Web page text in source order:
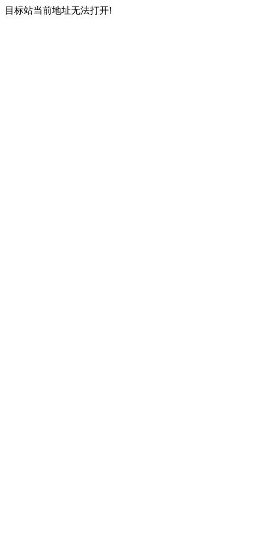
目标站当前地址无法打开!